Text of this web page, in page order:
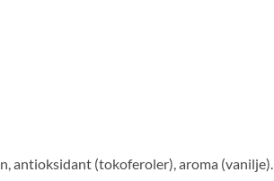
antioksidant (tokoferoler), aroma (vanilje).